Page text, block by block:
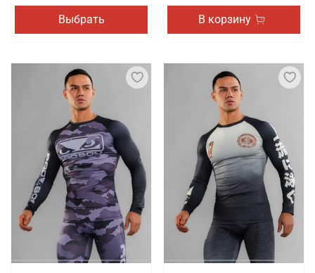
Выбрать В корзину